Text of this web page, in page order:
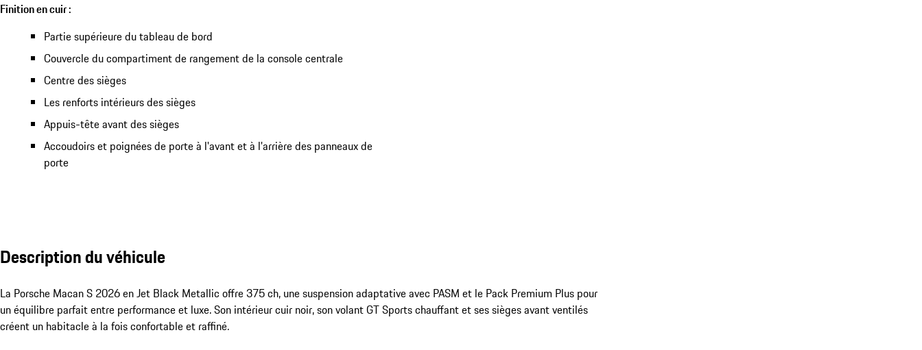
Finition en cuir :
Partie supérieure du tableau de bord
Couvercle du compartiment de rangement de la console centrale
Centre des sièges
Les renforts intérieurs des sièges
Appuis-tête avant des sièges
Accoudoirs et poignées de porte à l'avant et à l'arrière des panneaux de
porte
Description du véhicule
La Porsche Macan S 2026 en Jet Black Metallic offre 375 ch, une suspension adaptative avec PASM et le Pack Premium Plus pour
un équilibre parfait entre performance et luxe. Son intérieur cuir noir, son volant GT Sports chauffant et ses sièges avant ventilés
créent un habitacle à la fois confortable et raffiné.